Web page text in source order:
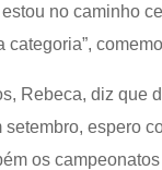
no caminho
categoria”,
Rebeca, diz que
espero
os